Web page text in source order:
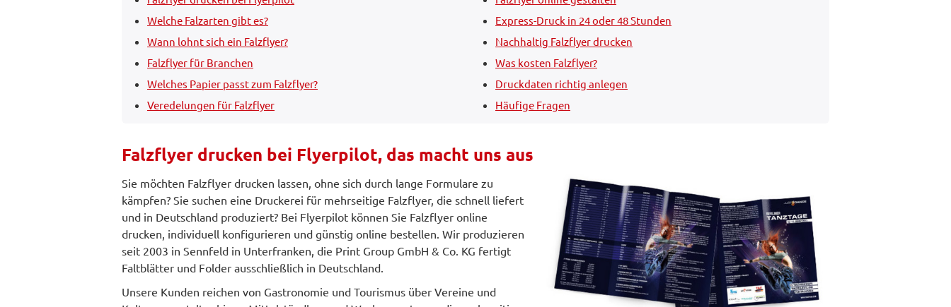
Welche Falzarten gibt es?
Wann lohnt sich ein Falzflyer?
Falzflyer für Branchen
Welches Papier passt zum Falzflyer?
Veredelungen für Falzflyer
Express-Druck in 24 oder 48 Stunden
Nachhaltig Falzflyer drucken
Was kosten Falzflyer?
Druckdaten richtig anlegen
Häufige Fragen
Falzflyer drucken bei Flyerpilot, das macht uns aus
Sie möchten Falzflyer drucken lassen, ohne sich durch lange Formulare zu
kämpfen? Sie suchen eine Druckerei für mehrseitige Falzflyer, die schnell liefert
und in Deutschland produziert? Bei Flyerpilot können Sie Falzflyer online
drucken, individuell konfigurieren und günstig online bestellen. Wir produzieren
seit 2003 in Sennfeld in Unterfranken, die Print Group GmbH & Co. KG fertigt
Faltblätter und Folder ausschließlich in Deutschland.
Unsere Kunden reichen von Gastronomie und Tourismus über Vereine und